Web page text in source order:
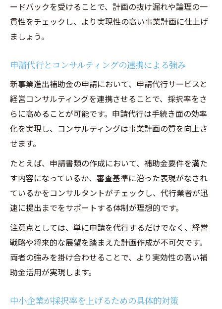
ードバックを受けることで、計画の抜け漏れや論理の一
貫性をチェックし、より実現性の高い事業計画に仕上げ
ましょう。
申請代行とコンサルティングの連携による強み
新事業進出補助金の申請において、申請代行サービスと
経営コンサルティングを連携させることで、採択率をさ
らに高めることが可能です。申請代行は手続き面の効率
化を実現し、コンサルティングは事業計画の質を向上さ
せます。
たとえば、申請書類の作成において、補助金要件を満た
す内容になっているか、審査基準に沿った表現がなされ
ているかをコンサルタントがチェックし、代行業者が迅
速に提出までをサポートする体制が理想的です。
注意点としては、単に申請を代行するだけでなく、経営
戦略や将来的な展望を踏まえた計画作成が不可欠です。
両者の強みを掛け合わせることで、より実効性の高い補
助金活用が実現します。
中小企業が採択率を上げるための具体的対策